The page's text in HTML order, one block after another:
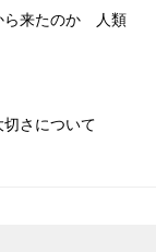
ら来たのか 人類
切さについて